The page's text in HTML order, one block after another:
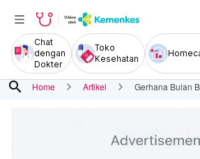
Chat
dengan
Dokter
Toko
Kesehatan
search Home Artikel Gerhana Bulan